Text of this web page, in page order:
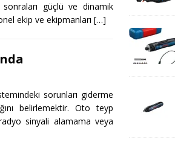
güçlü ve dinamik
ekip ve ekipmanları […]
sorunları giderme
belirlemektir. Oto teyp
sinyali alamama veya